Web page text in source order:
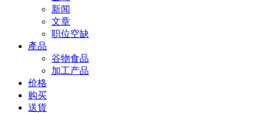
新闻
文章
职位空缺
產品
谷物食品
加工产品
价格
购买
送貨